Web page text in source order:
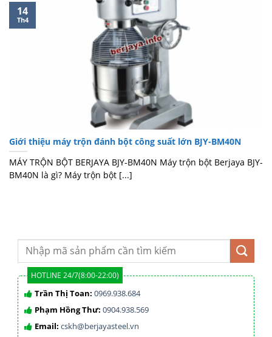
Giới thiệu máy trộn đánh bột công suất lớn BJY-BM40N
MÁY TRỘN BỘT BERJAYA BJY-BM40N Máy trộn bột Berjaya BJY-
BM40N là gì? Máy trộn bột [...]
14
Th4
HOTLINE 24/7(8:00-22:00)
Trần Thị Toan: 0969.938.684
Phạm Hồng Thư: 0904.938.569
Email: cskh@berjayasteel.vn